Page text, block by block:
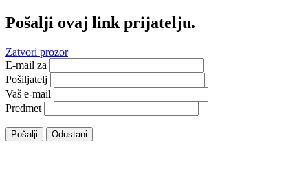
Pošalji ovaj link prijatelju.
Zatvori prozor
E-mail za
Pošiljatelj
Vaš e-mail
Predmet
Pošalji Odustani